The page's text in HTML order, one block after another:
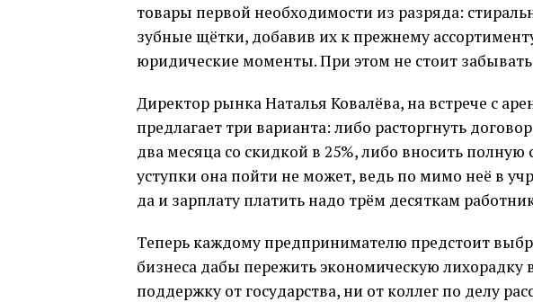
товары первой необходимости из разряда:
зубные щётки, добавив их к прежнему
юридические моменты. При этом не стоит
Директор рынка Наталья Ковалёва, на встрече с
предлагает три варианта: либо расторгнуть
два месяца со скидкой в 25%, либо вносить
уступки она пойти не может, ведь по мимо неё в
да и зарплату платить надо трём десяткам
Теперь каждому предпринимателю предстоит
бизнеса дабы пережить экономическую лихорадку
поддержку от государства, ни от коллег по делу